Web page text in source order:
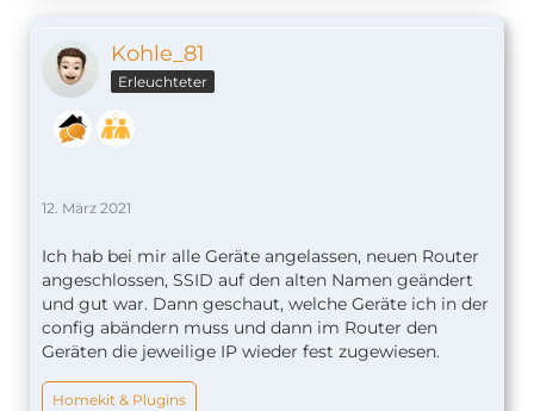
Kohle_81
Erleuchteter
12. März 2021
Ich hab bei mir alle Geräte angelassen, neuen Router
angeschlossen, SSID auf den alten Namen geändert
und gut war. Dann geschaut, welche Geräte ich in der
config abändern muss und dann im Router den
Geräten die jeweilige IP wieder fest zugewiesen.
Homekit & Plugins